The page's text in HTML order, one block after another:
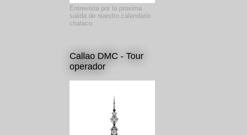
Entrevista por la proxima
salida de nuestro calendario
chalaco.
Callao DMC - Tour
operador